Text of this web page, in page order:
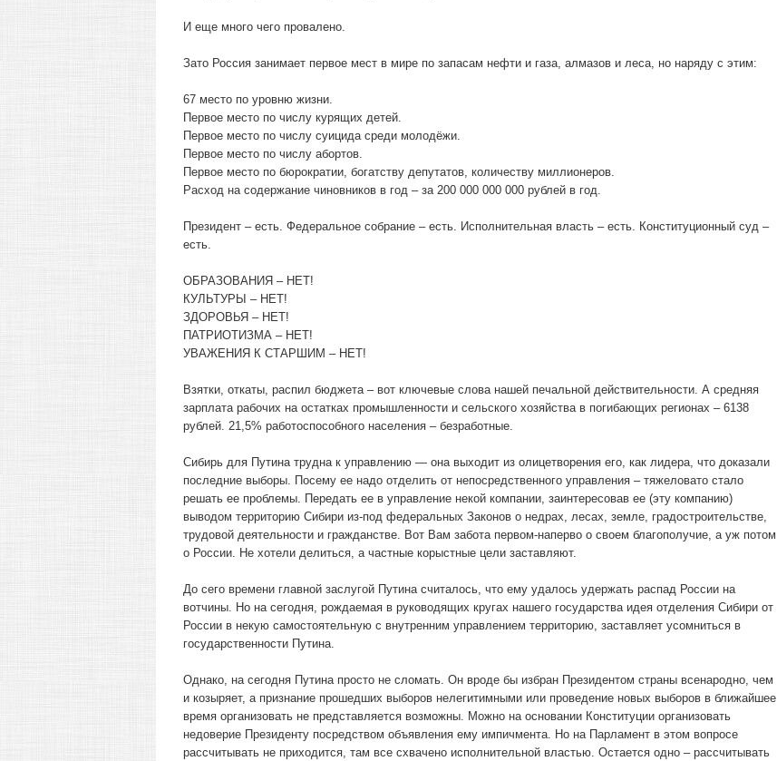
И еще много чего провалено.
Зато Россия занимает первое мест в мире по запасам нефти и газа, алмазов и леса, но наряду с этим:
67 место по уровню жизни.
Первое место по числу курящих детей.
Первое место по числу суицида среди молодёжи.
Первое место по числу абортов.
Первое место по бюрократии, богатству депутатов, количеству миллионеров.
Расход на содержание чиновников в год – за 200 000 000 000 рублей в год.
Президент – есть. Федеральное собрание – есть. Исполнительная власть – есть. Конституционный суд –
есть.
ОБРАЗОВАНИЯ – НЕТ!
КУЛЬТУРЫ – НЕТ!
ЗДОРОВЬЯ – НЕТ!
ПАТРИОТИЗМА – НЕТ!
УВАЖЕНИЯ К СТАРШИМ – НЕТ!
Взятки, откаты, распил бюджета – вот ключевые слова нашей печальной действительности. А средняя
зарплата рабочих на остатках промышленности и сельского хозяйства в погибающих регионах – 6138
рублей. 21,5% работоспособного населения – безработные.
Сибирь для Путина трудна к управлению — она выходит из олицетворения его, как лидера, что доказали
последние выборы. Посему ее надо отделить от непосредственного управления – тяжеловато стало
решать ее проблемы. Передать ее в управление некой компании, заинтересовав ее (эту компанию)
выводом территорию Сибири из-под федеральных Законов о недрах, лесах, земле, градостроительстве,
трудовой деятельности и гражданстве. Вот Вам забота первом-наперво о своем благополучие, а уж потом
о России. Не хотели делиться, а частные корыстные цели заставляют.
До сего времени главной заслугой Путина считалось, что ему удалось удержать распад России на
вотчины. Но на сегодня, рождаемая в руководящих кругах нашего государства идея отделения Сибири от
России в некую самостоятельную с внутренним управлением территорию, заставляет усомниться в
государственности Путина.
Однако, на сегодня Путина просто не сломать. Он вроде бы избран Президентом страны всенародно, чем
и козыряет, а признание прошедших выборов нелегитимными или проведение новых выборов в ближайшее
время организовать не представляется возможны. Можно на основании Конституции организовать
недоверие Президенту посредством объявления ему импичмента. Но на Парламент в этом вопросе
рассчитывать не приходится, там все схвачено исполнительной властью. Остается одно – рассчитывать